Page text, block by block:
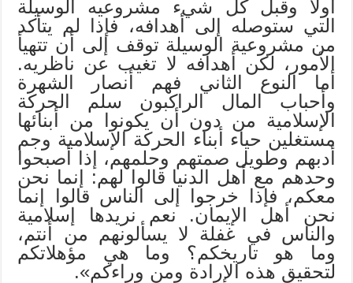
أولاً وقبل كل شيء مشروعيه الوسيلة
التي ستوصله إلى أهدافه، فإذا لم يتأكد
من مشروعية الوسيلة توقف إلى أن تتهيأ
الأمور، لكن أهدافه لا تغيب عن ناظريه.
أما النوع الثاني فهم أنصار الشهرة
وأحباب المال الراكبون سلم الحركة
الإسلامية من دون أن يكونوا من أبنائها
مستغلين حياء أبناء الحركة الإسلامية وجم
أدبهم وطويل صمتهم وحلمهم، إذا أصبحوا
وحدهم مع أهل الدنيا قالوا لهم: إنما نحن
معكم، فإذا خرجوا إلى الناس قالوا إنما
نحن أهل الإيمان. نعم نريدها إسلامية
والناس في غفلة لا يسألونهم من أنتم،
وما هو تاريخكم؟ وما هي مؤهلاتكم
لتحقيق هذه الإرادة ومن وراءكم».